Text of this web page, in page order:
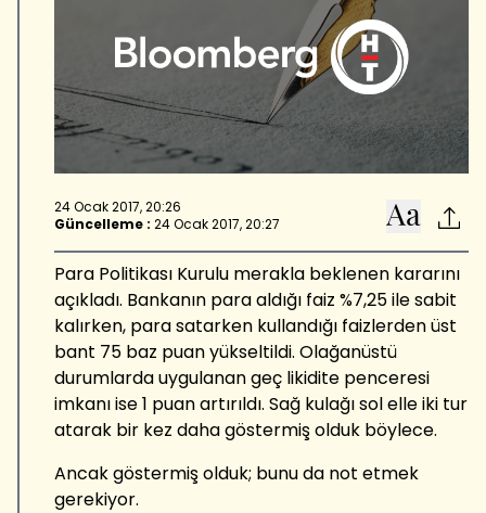
24 Ocak 2017, 20:26
Güncelleme : 24 Ocak 2017, 20:27
Para Politikası Kurulu merakla beklenen kararını
açıkladı. Bankanın para aldığı faiz %7,25 ile sabit
kalırken, para satarken kullandığı faizlerden üst
bant 75 baz puan yükseltildi. Olağanüstü
durumlarda uygulanan geç likidite penceresi
imkanı ise 1 puan artırıldı. Sağ kulağı sol elle iki tur
atarak bir kez daha göstermiş olduk böylece.
Ancak göstermiş olduk; bunu da not etmek
gerekiyor.